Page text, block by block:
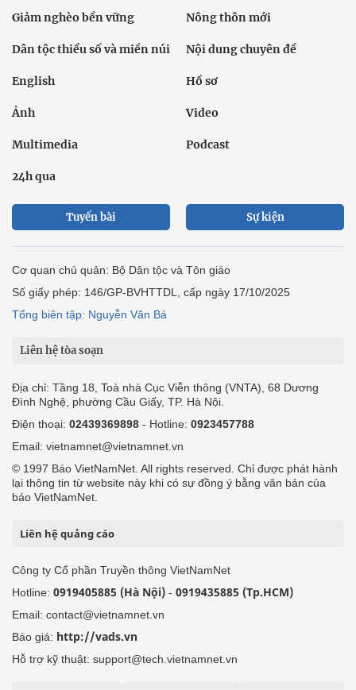
Giảm nghèo bền vững Nông thôn mới
Dân tộc thiểu số và miền núi Nội dung chuyên đề
English Hồ sơ
Ảnh Video
Multimedia Podcast
24h qua
Tuyến bài Sự kiện
Cơ quan chủ quản: Bộ Dân tộc và Tôn giáo
Số giấy phép: 146/GP-BVHTTDL, cấp ngày 17/10/2025
Tổng biên tập: Nguyễn Văn Bá
Liên hệ tòa soạn
Địa chỉ: Tầng 18, Toà nhà Cục Viễn thông (VNTA), 68 Dương
Đình Nghệ, phường Cầu Giấy, TP. Hà Nội.
Điện thoại: 02439369898 - Hotline: 0923457788
Email: vietnamnet@vietnamnet.vn
© 1997 Báo VietNamNet. All rights reserved. Chỉ được phát hành
lại thông tin từ website này khi có sự đồng ý bằng văn bản của
báo VietNamNet.
Liên hệ quảng cáo
Công ty Cổ phần Truyền thông VietNamNet
Hotline: 0919405885 (Hà Nội) - 0919435885 (Tp.HCM)
Email: contact@vietnamnet.vn
Báo giá: http://vads.vn
Hỗ trợ kỹ thuật: support@tech.vietnamnet.vn